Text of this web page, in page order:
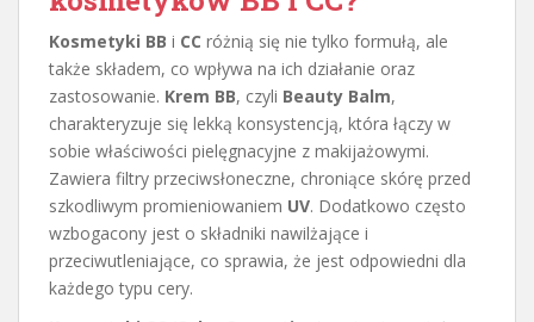
Kosmetyki BB i CC różnią się nie tylko formułą, ale
także składem, co wpływa na ich działanie oraz
zastosowanie. Krem BB, czyli Beauty Balm,
charakteryzuje się lekką konsystencją, która łączy w
sobie właściwości pielęgnacyjne z makijażowymi.
Zawiera filtry przeciwsłoneczne, chroniące skórę przed
szkodliwym promieniowaniem UV. Dodatkowo często
wzbogacony jest o składniki nawilżające i
przeciwutleniające, co sprawia, że jest odpowiedni dla
każdego typu cery.